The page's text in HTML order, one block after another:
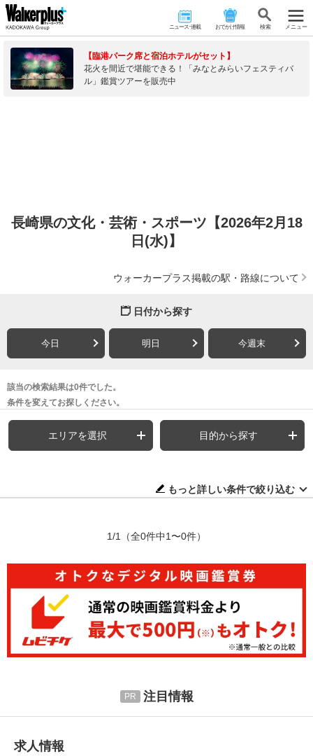
ニュース･連載 おでかけ情報 検 索 メニュー
【臨港パーク席と宿泊ホテルがセット】
花火を間近で堪能できる！「みなとみらいフェスティバ
ル」鑑賞ツアーを販売中
長崎県の文化・芸術・スポーツ【2026年2月18
日(水)】
ウォーカープラス掲載の駅・路線について
日付から探す
今日 明日 今週末
該当の検索結果は0件でした。
条件を変えてお探しください。
エリアを選択 目的から探す
もっと詳しい条件で絞り込む
1/1 （全0件中1〜0件）
注目情報
求人情報